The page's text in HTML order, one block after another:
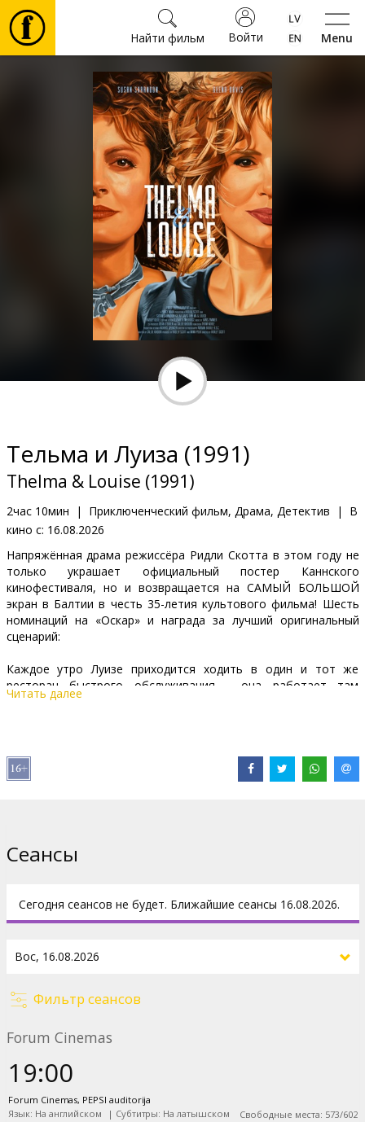
Menu
Войти
Найти фильм
Фильмы
Культура
Мероприятия
Новости
Подарки
Клуб
Тельма и Луиза (1991)
Thelma & Louise (1991)
2час 10мин | Приключенческий фильм, Драма, Детектив |
В
кино с: 16.08.2026
Напряжённая драма режиссёра Ридли Скотта в этом году не
только украшает официальный постер Каннского
кинофестиваля, но и возвращается на САМЫЙ БОЛЬШОЙ
экран в Балтии в честь 35-летия культового фильма! Шесть
номинаций на «Оскар» и награда за лучший оригинальный
сценарий:
Каждое утро Луизе приходится ходить в один и тот же
ресторан быстрого обслуживания - она работает там
официанткой. Энергичная и в прошлом жизнерадостная
терпения переполняется. Они решают уехать подальше из
«осточертевшего» городка и от своих ненавистных мужчин. К
любыми способами успеть добраться до Мексики.
Pежиссер : Ridley Scott
Madsen
Сайты: IMDB
Читать далее
Сеансы
Сегодня сеансов не будет. Ближайшие сеансы 16.08.2026.
Фильтр сеансов
Forum Cinemas
19:00
Forum Cinemas, PEPSI auditorija
Язык: На английском
| Субтитры: На латышском Свободные места: 573/602